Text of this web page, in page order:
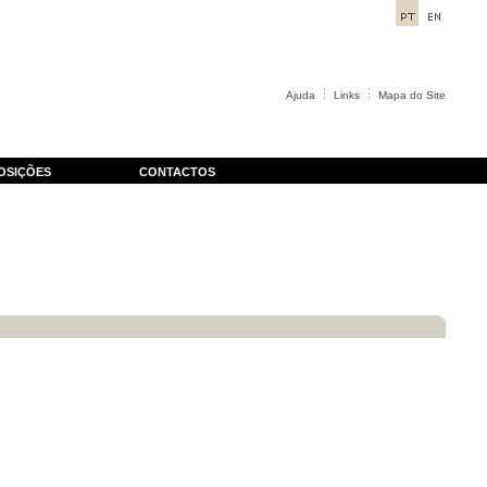
Ajuda Links Mapa do Site
CONTACTOS